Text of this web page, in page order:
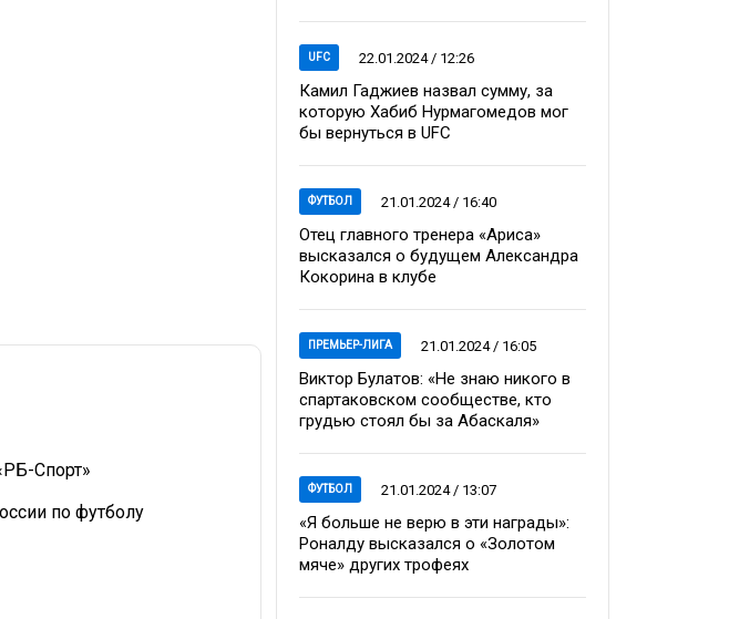
Спорт»
по футболу
UFC 22.01.2024 / 12:26
Камил Гаджиев назвал сумму, за
которую Хабиб Нурмагомедов мог
бы вернуться в UFC
ФУТБОЛ 21.01.2024 / 16:40
Отец главного тренера «Ариса»
высказался о будущем Александра
Кокорина в клубе
ПРЕМЬЕР-ЛИГА 21.01.2024 / 16:05
Виктор Булатов: «Не знаю никого в
спартаковском сообществе, кто
грудью стоял бы за Абаскаля»
ФУТБОЛ 21.01.2024 / 13:07
«Я больше не верю в эти награды»:
Роналду высказался о «Золотом
мяче» других трофеях